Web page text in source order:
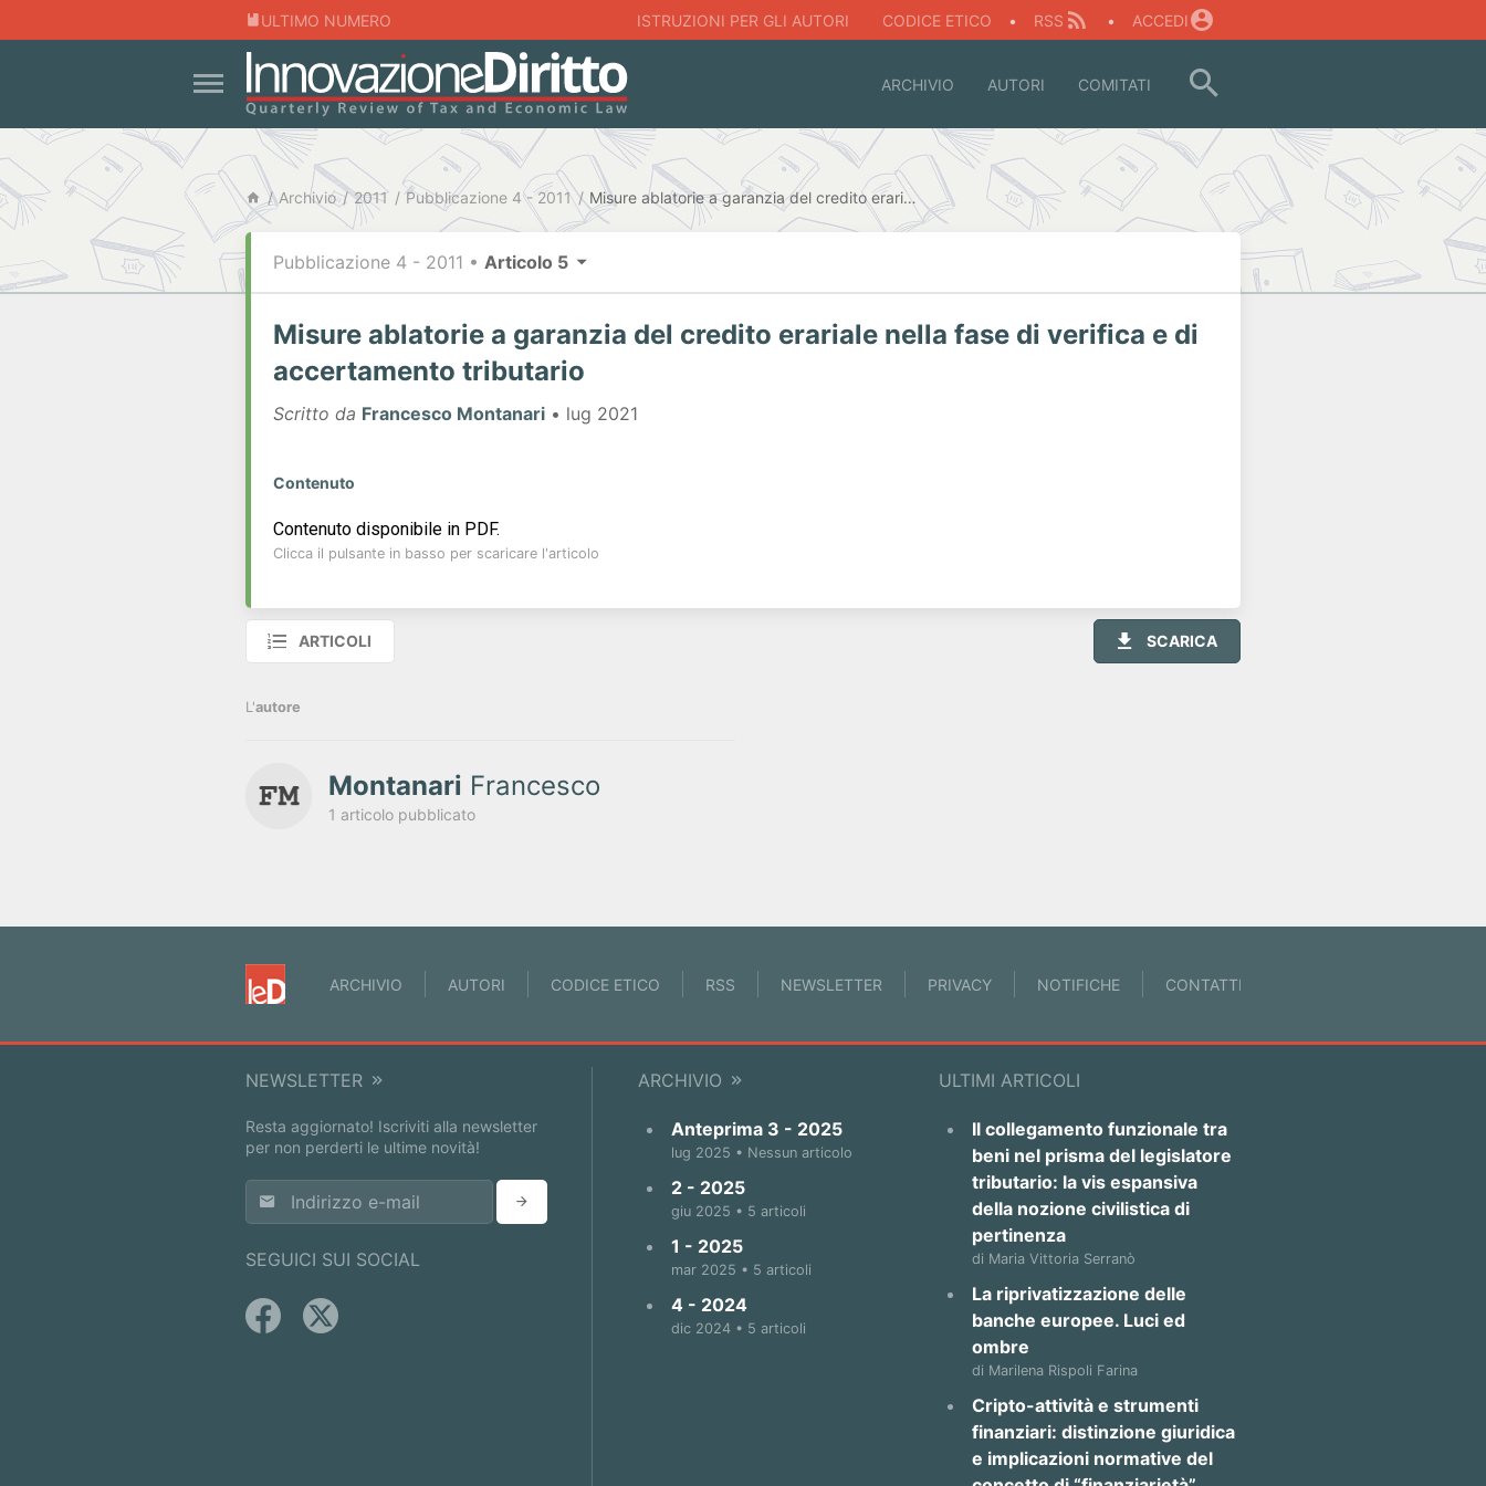
ULTIMO NUMERO ISTRUZIONI PER GLI AUTORI CODICE ETICO • RSS • ACCEDI
ARCHIVIO AUTORI COMITATI
Archivio 2011 Pubblicazione 4 - 2011 Misure ablatorie a garanzia del credito erariale nella fase di verifica e di accertamento tributario
Pubblicazione 4 - 2011 • Articolo 5
Misure ablatorie a garanzia del credito erariale nella fase di verifica e di
accertamento tributario
Scritto da Francesco Montanari • lug 2021
Contenuto
Contenuto disponibile in PDF.
Clicca il pulsante in basso per scaricare l'articolo
ARTICOLI SCARICA
L'autore
Montanari Francesco
1 articolo pubblicato
ARCHIVIO AUTORI CODICE ETICO RSS NEWSLETTER PRIVACY NOTIFICHE CONTATTI
ARCHIVIO
Anteprima 3 - 2025
lug 2025 • Nessun articolo
2 - 2025
giu 2025 • 5 articoli
1 - 2025
mar 2025 • 5 articoli
4 - 2024
dic 2024 • 5 articoli
ULTIMI ARTICOLI
Il collegamento funzionale tra
beni nel prisma del legislatore
tributario: la vis espansiva
della nozione civilistica di
pertinenza
di Maria Vittoria Serranò
La riprivatizzazione delle
banche europee. Luci ed
ombre
di Marilena Rispoli Farina
Cripto-attività e strumenti
finanziari: distinzione giuridica
e implicazioni normative del
NEWSLETTER
Resta aggiornato! Iscriviti alla newsletter
per non perderti le ultime novità!
SEGUICI SUI SOCIAL